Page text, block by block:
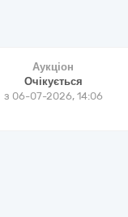
Аукціон
Очікується
з 06-07-2026, 14:06